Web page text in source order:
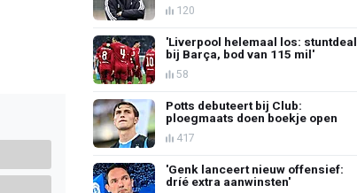
120
'Liverpool helemaal los: stuntdeal
bij Barça, bod van 115 mil'
58
Potts debuteert bij Club:
ploegmaats doen boekje open
417
'Genk lanceert nieuw offensief:
dríé extra aanwinsten'